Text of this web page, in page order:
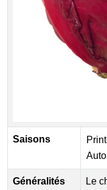
Saisons
Généralités
Le